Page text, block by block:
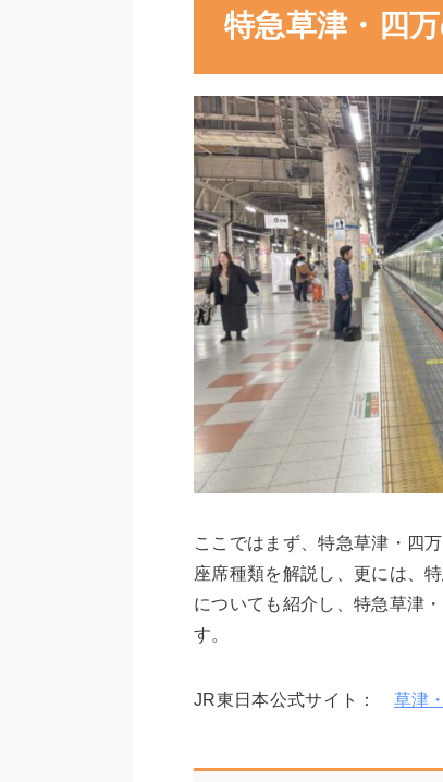
特急草津・四
ここではまず、特急草津・四
座席種類を解説し、更には、
についても紹介し、特急草津
す。
JR東日本公式サイト： 草津